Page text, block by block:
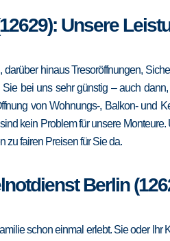
Unsere
hinaus Tresoröffnungen,
bei uns sehr günstig – auch
von Wohnungs-, Balkon- und
kein Problem für unsere
zu fairen Preisen für Sie da.
Berlin
schon einmal erlebt. Sie oder